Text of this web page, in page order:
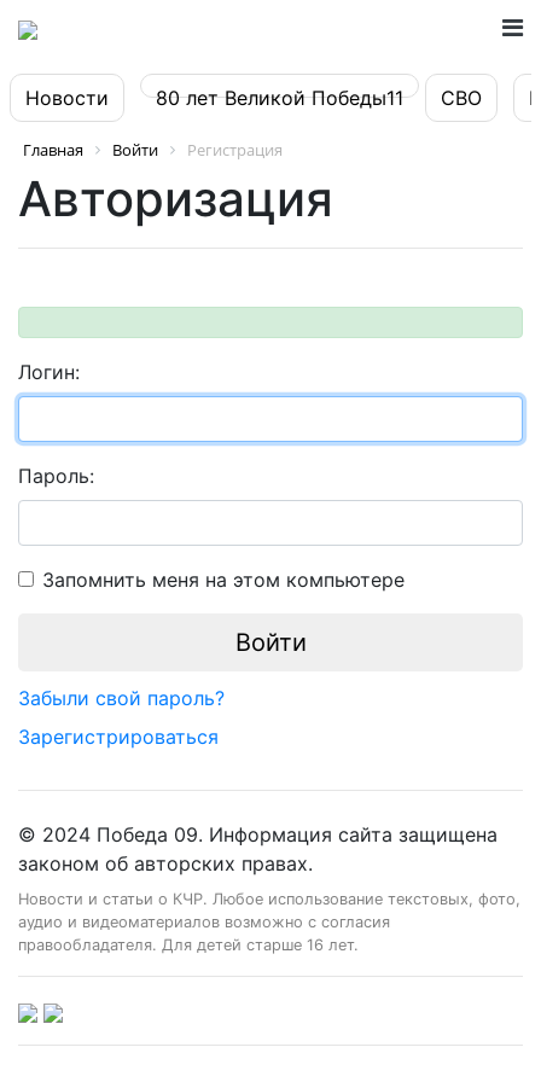
Новости 80 лет Великой Победы11 СВО
Главная Войти Регистрация
Авторизация
Логин:
Пароль:
Запомнить меня на этом компьютере
Забыли свой пароль?
Зарегистрироваться
© 2024 Победа 09. Информация сайта защищена
законом об авторских правах.
Новости и статьи о КЧР. Любое использование текстовых, фото,
аудио и видеоматериалов возможно с согласия
правообладателя. Для детей старше 16 лет.